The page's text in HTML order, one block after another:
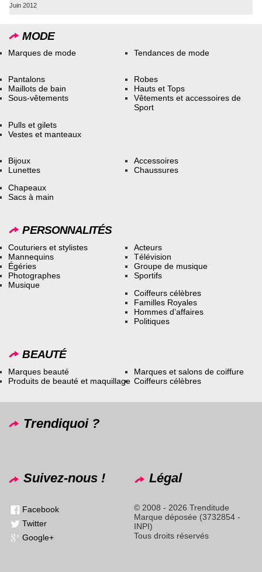
Juin 2012
MODE
Marques de mode Tendances de mode
Pantalons
Maillots de bain
Sous-vêtements
Robes
Hauts et Tops
Vêtements et accessoires de
Sport
Pulls et gilets
Vestes et manteaux
Bijoux
Lunettes
Accessoires
Chaussures
Chapeaux
Sacs à main
PERSONNALITÉS
Couturiers et stylistes
Mannequins
Égéries
Photographes
Musique
Acteurs
Télévision
Groupe de musique
Sportifs
Coiffeurs célèbres
Familles Royales
Hommes d’affaires
Politiques
BEAUTÉ
Marques beauté
Produits de beauté et maquillage
Marques et salons de coiffure
Coiffeurs célèbres
Trendiquoi ?
Suivez-nous !
Facebook
Twitter
Google+
Légal
© 2008 - 2026 Trenditude
Marque déposée (3732854 -
INPI)
Tous droits réservés